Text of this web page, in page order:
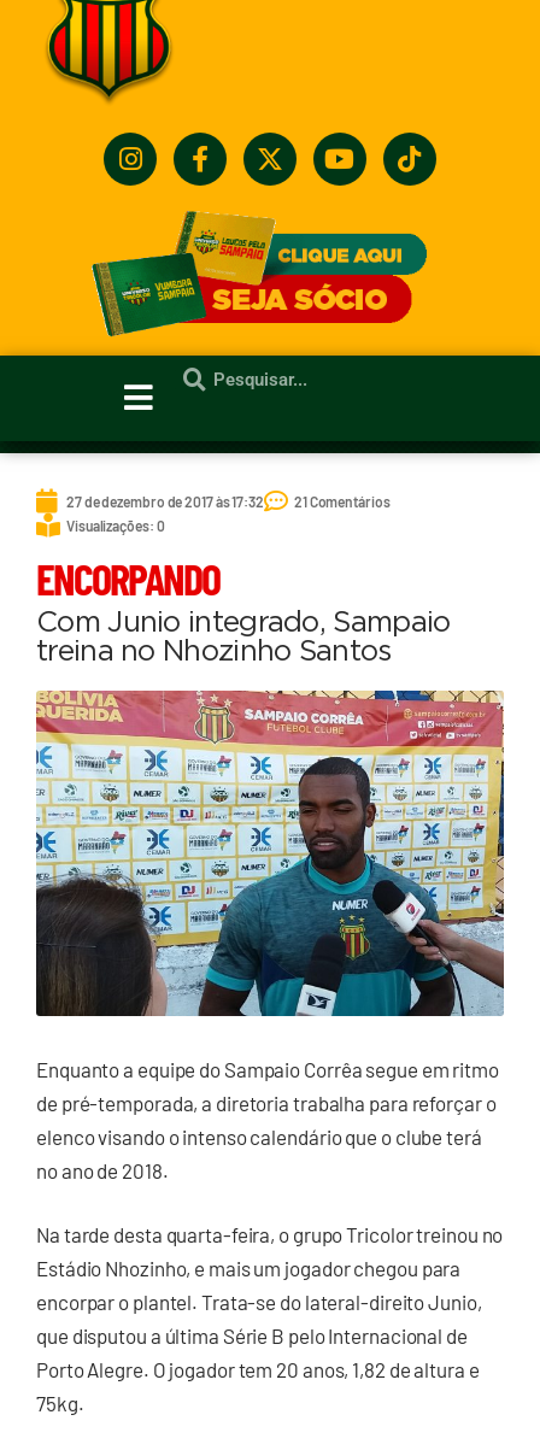
27 de dezembro de 2017 às 17:32
21 Comentários
Visualizações: 0
ENCORPANDO
Com Junio integrado, Sampaio
treina no Nhozinho Santos
Enquanto a equipe do Sampaio Corrêa segue em ritmo
de pré-temporada, a diretoria trabalha para reforçar o
elenco visando o intenso calendário que o clube terá
no ano de 2018.
Na tarde desta quarta-feira, o grupo Tricolor treinou no
Estádio Nhozinho, e mais um jogador chegou para
encorpar o plantel. Trata-se do lateral-direito Junio,
que disputou a última Série B pelo Internacional de
Porto Alegre. O jogador tem 20 anos, 1,82 de altura e
75kg.